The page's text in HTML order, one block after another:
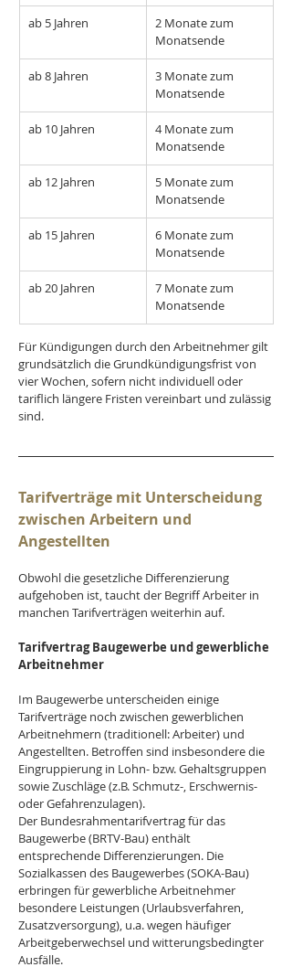
ab 5 Jahren
2 Monate zum
Monatsende
ab 8 Jahren
3 Monate zum
Monatsende
ab 10 Jahren
4 Monate zum
Monatsende
ab 12 Jahren
5 Monate zum
Monatsende
ab 15 Jahren
6 Monate zum
Monatsende
ab 20 Jahren
7 Monate zum
Monatsende
Für Kündigungen durch den Arbeitnehmer gilt
grundsätzlich die Grundkündigungsfrist von
vier Wochen, sofern nicht individuell oder
tariflich längere Fristen vereinbart und zulässig
sind.
Tarifverträge mit Unterscheidung
zwischen Arbeitern und
Angestellten
Obwohl die gesetzliche Differenzierung
aufgehoben ist, taucht der Begriff Arbeiter in
manchen Tarifverträgen weiterhin auf.
Tarifvertrag Baugewerbe und gewerbliche
Arbeitnehmer
Im Baugewerbe unterscheiden einige
Tarifverträge noch zwischen gewerblichen
Arbeitnehmern (traditionell: Arbeiter) und
Angestellten. Betroffen sind insbesondere die
Eingruppierung in Lohn- bzw. Gehaltsgruppen
sowie Zuschläge (z.B. Schmutz-, Erschwernis-
oder Gefahrenzulagen).
Der Bundesrahmentarifvertrag für das
Baugewerbe (BRTV-Bau) enthält
entsprechende Differenzierungen. Die
Sozialkassen des Baugewerbes (SOKA-Bau)
erbringen für gewerbliche Arbeitnehmer
besondere Leistungen (Urlaubsverfahren,
Zusatzversorgung), u.a. wegen häufiger
Arbeitgeberwechsel und witterungsbedingter
Ausfälle.